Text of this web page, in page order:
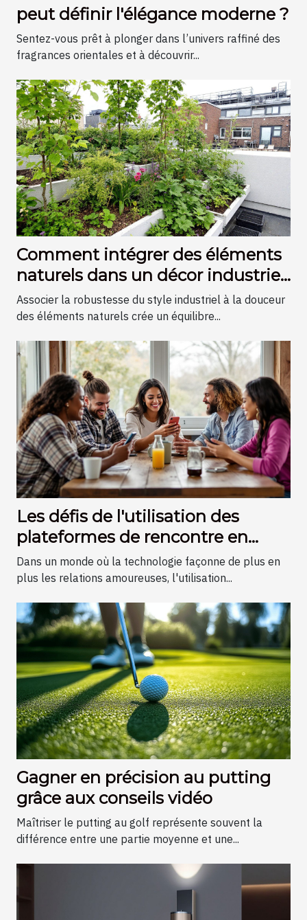
peut définir l'élégance moderne ?
Sentez-vous prêt à plonger dans l’univers raffiné des
fragrances orientales et à découvrir...
Comment intégrer des éléments
naturels dans un décor industriel
?
Associer la robustesse du style industriel à la douceur
des éléments naturels crée un équilibre...
Les défis de l'utilisation des
plateformes de rencontre en
petites communes
Dans un monde où la technologie façonne de plus en
plus les relations amoureuses, l'utilisation...
Gagner en précision au putting
grâce aux conseils vidéo
Maîtriser le putting au golf représente souvent la
différence entre une partie moyenne et une...